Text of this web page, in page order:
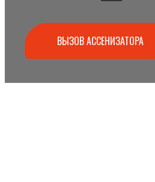
ВЫЗОВ АССЕНИЗАТОРА